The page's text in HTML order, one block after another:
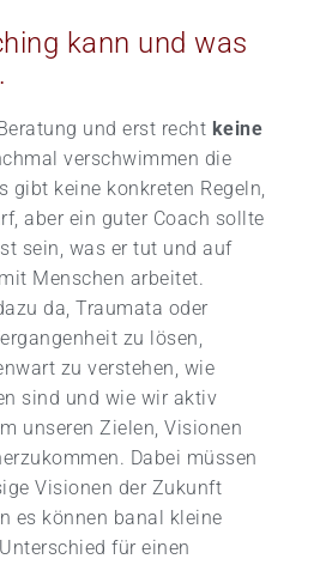
kann und was
und erst recht keine
verschwimmen die
gibt keine konkreten Regeln,
aber ein guter Coach sollte
sein, was er tut und auf
Menschen arbeitet.
da, Traumata oder
zu lösen,
zu verstehen, wie
sind und wie wir aktiv
unseren Zielen, Visionen
Dabei müssen
Visionen der Zukunft
es können banal kleine
für einen